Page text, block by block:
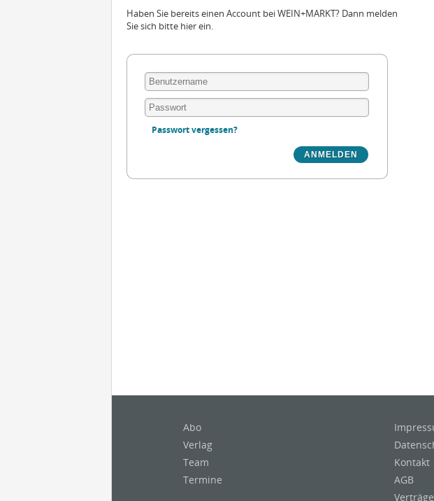
Haben Sie bereits einen Account bei WEIN+MARKT? Dann melden
Sie sich bitte hier ein.
Passwort vergessen?
Abo
Verlag
Team
Termine
Kontakt
AGB